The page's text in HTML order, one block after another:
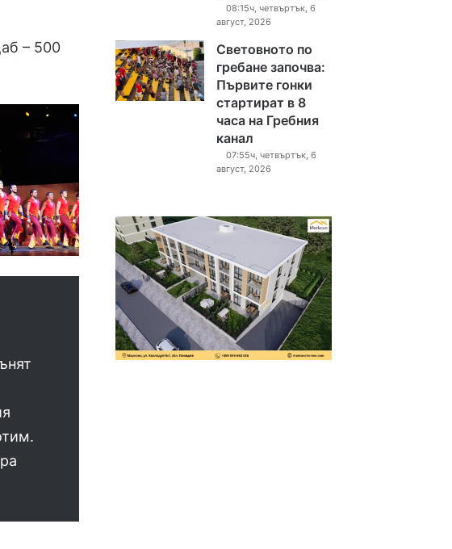
– 500
08:15ч, четвъртък, 6
август, 2026
Световното по
гребане започва:
Първите гонки
стартират в 8
часа на Гребния
канал
07:55ч, четвъртък, 6
август, 2026